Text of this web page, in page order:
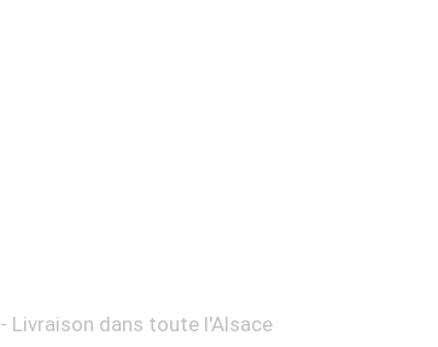
Livraison dans toute l'Alsace